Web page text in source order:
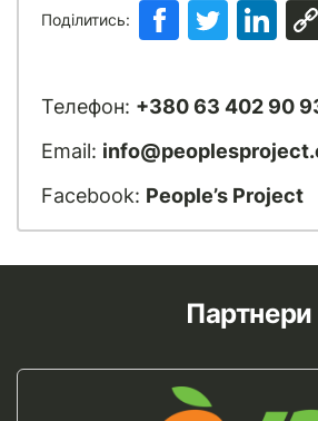
Поділитись:
Телефон: +380 63 402 90
Email:
Facebook: People’s Project
Партнери